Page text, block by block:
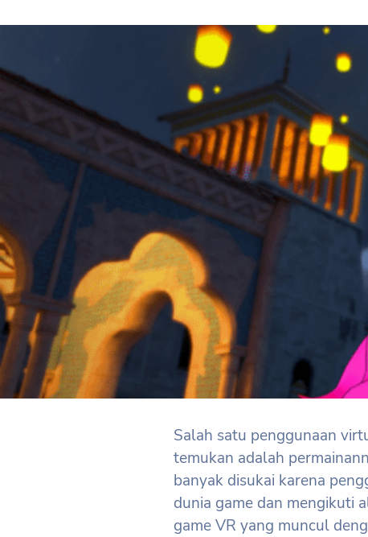
Salah satu penggunaan
temukan adalah
banyak disukai karena
dunia game dan mengikuti
game VR yang muncul